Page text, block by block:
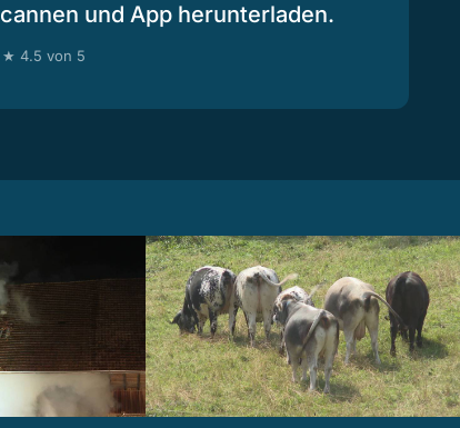
und App herunterladen.
4.5 von 5